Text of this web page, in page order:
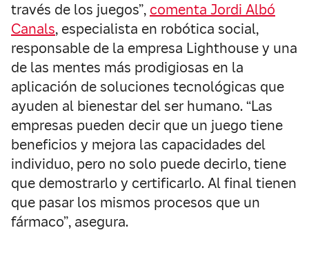
través de los juegos”, comenta Jordi Albó
Canals, especialista en robótica social,
responsable de la empresa Lighthouse y una
de las mentes más prodigiosas en la
aplicación de soluciones tecnológicas que
ayuden al bienestar del ser humano. “Las
empresas pueden decir que un juego tiene
beneficios y mejora las capacidades del
individuo, pero no solo puede decirlo, tiene
que demostrarlo y certificarlo. Al final tienen
que pasar los mismos procesos que un
fármaco”, asegura.